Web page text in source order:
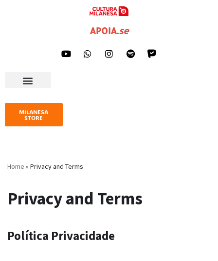
APOIA.se
MILANESA
STORE
Home » Privacy and Terms
Privacy and Terms
Política Privacidade